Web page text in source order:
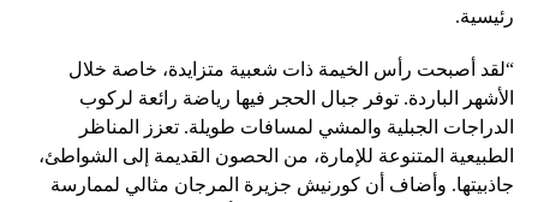
رئيسية.
“لقد أصبحت رأس الخيمة ذات شعبية متزايدة، خاصة خلال
الأشهر الباردة. توفر جبال الحجر فيها رياضة رائعة لركوب
الدراجات الجبلية والمشي لمسافات طويلة. تعزز المناظر
الطبيعية المتنوعة للإمارة، من الحصون القديمة إلى الشواطئ،
جاذبيتها. وأضاف أن كورنيش جزيرة المرجان مثالي لممارسة